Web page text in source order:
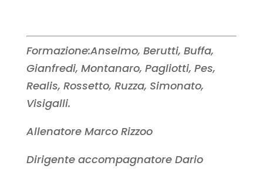
Formazione:Anselmo, Berutti, Buffa,
Gianfredi, Montanaro, Pagliotti, Pes,
Realis, Rossetto, Ruzza, Simonato,
Visigalli.
Allenatore Marco Rizzoo
Dirigente accompagnatore Dario